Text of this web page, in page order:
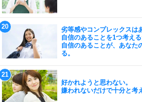
劣等感やコンプレックスは
自信のあることを1つ考える
自信のあることが、あなた
る。
好かれようと思わない。
嫌われないだけで十分と考